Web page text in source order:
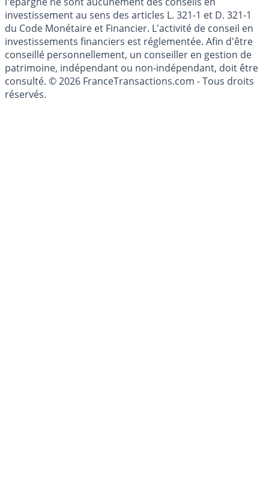
Les articles et commentaires publiés sur le guide de
l'épargne ne sont aucunement des conseils en
investissement au sens des articles L. 321-1 et D. 321-1
du Code Monétaire et Financier. L'activité de conseil en
investissements financiers est réglementée. Afin d'être
conseillé personnellement, un conseiller en gestion de
patrimoine, indépendant ou non-indépendant, doit être